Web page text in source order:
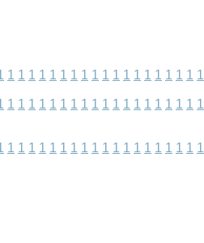
1 1 1 1 1 1 1 1 1 1 1 1 1 1 1 1 1 1 1
1 1 1 1 1 1 1 1 1 1 1 1 1 1 1 1 1 1 1
1 1 1 1 1 1 1 1 1 1 1 1 1 1 1 1 1 1 1